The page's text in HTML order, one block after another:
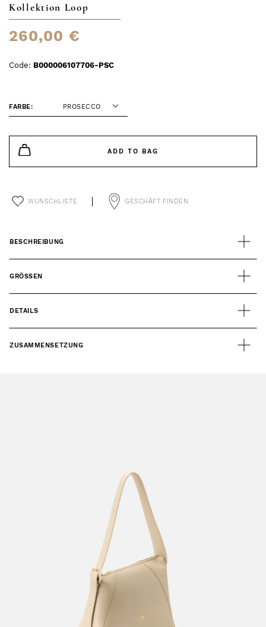
Kollektion Loop
260,00 €
Code: B000006107706-PSC
FARBE: PROSECCO
ADD TO BAG
WUNSCHLISTE GESCHÄFT FINDEN
BESCHREIBUNG
GRÖSSEN
DETAILS
ZUSAMMENSETZUNG